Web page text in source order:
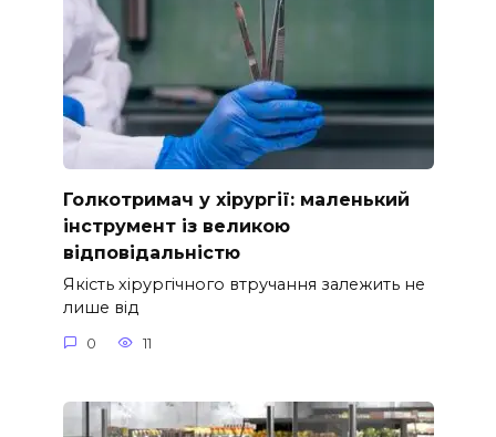
Голкотримач у хірургії: маленький
інструмент із великою
відповідальністю
Якість хірургічного втручання залежить не
лише від
0 11